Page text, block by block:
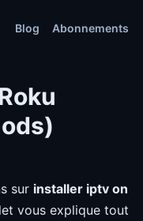
Blog Abonnements
sur installer iptv on
vous explique tout